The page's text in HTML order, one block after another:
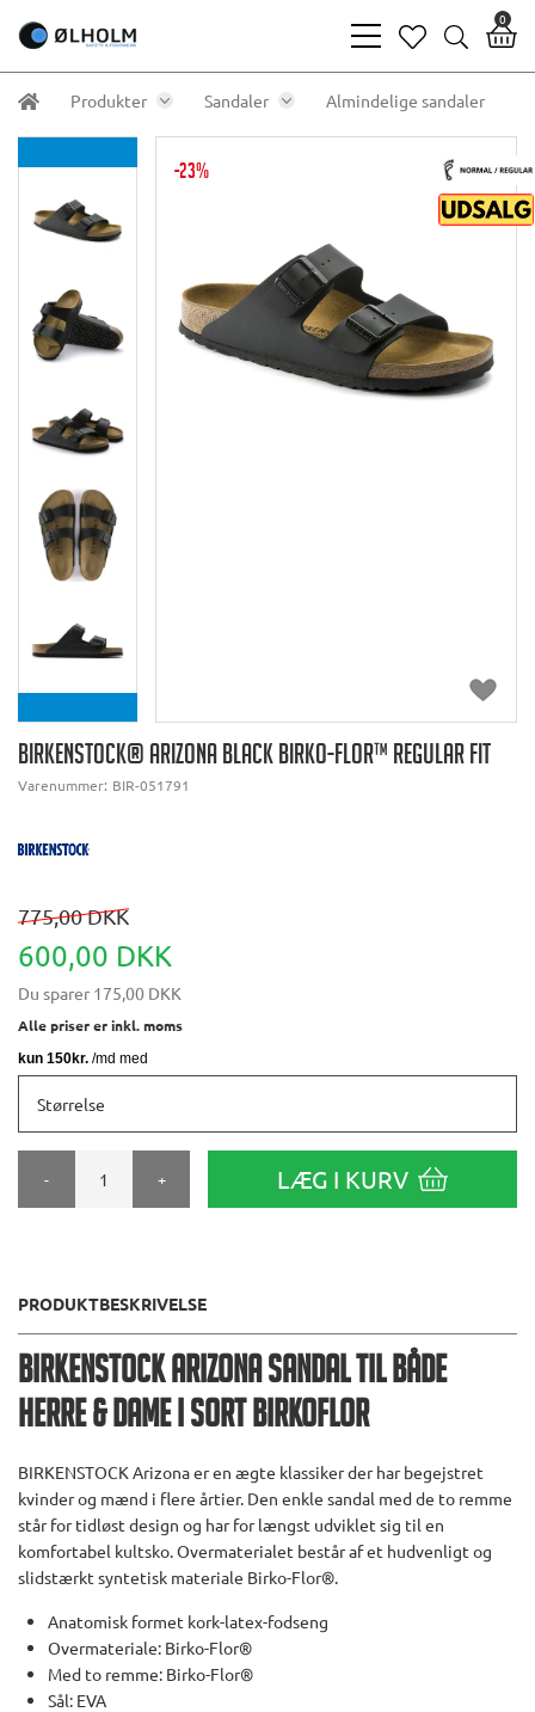
bars
light
heart
search
0
Produkter Sandaler Almindelige sandaler
-23%
BIRKENSTOCK® ARIZONA BLACK BIRKO-FLOR™ REGULAR FIT
Varenummer: BIR-051791
775,00 DKK
600,00 DKK
Du sparer 175,00 DKK
Alle priser er inkl. moms
Størrelse
- + LÆG I KURV
PRODUKTBESKRIVELSE
Birkenstock Arizona Sandal til både
herre & dame i Sort Birkoflor
BIRKENSTOCK Arizona er en ægte klassiker der har begejstret
kvinder og mænd i flere årtier. Den enkle sandal med de to remme
står for tidløst design og har for længst udviklet sig til en
komfortabel kultsko. Overmaterialet består af et hudvenligt og
slidstærkt syntetisk materiale Birko-Flor®.
Anatomisk formet kork-latex-fodseng
Overmateriale: Birko-Flor®
Med to remme: Birko-Flor®
Sål: EVA